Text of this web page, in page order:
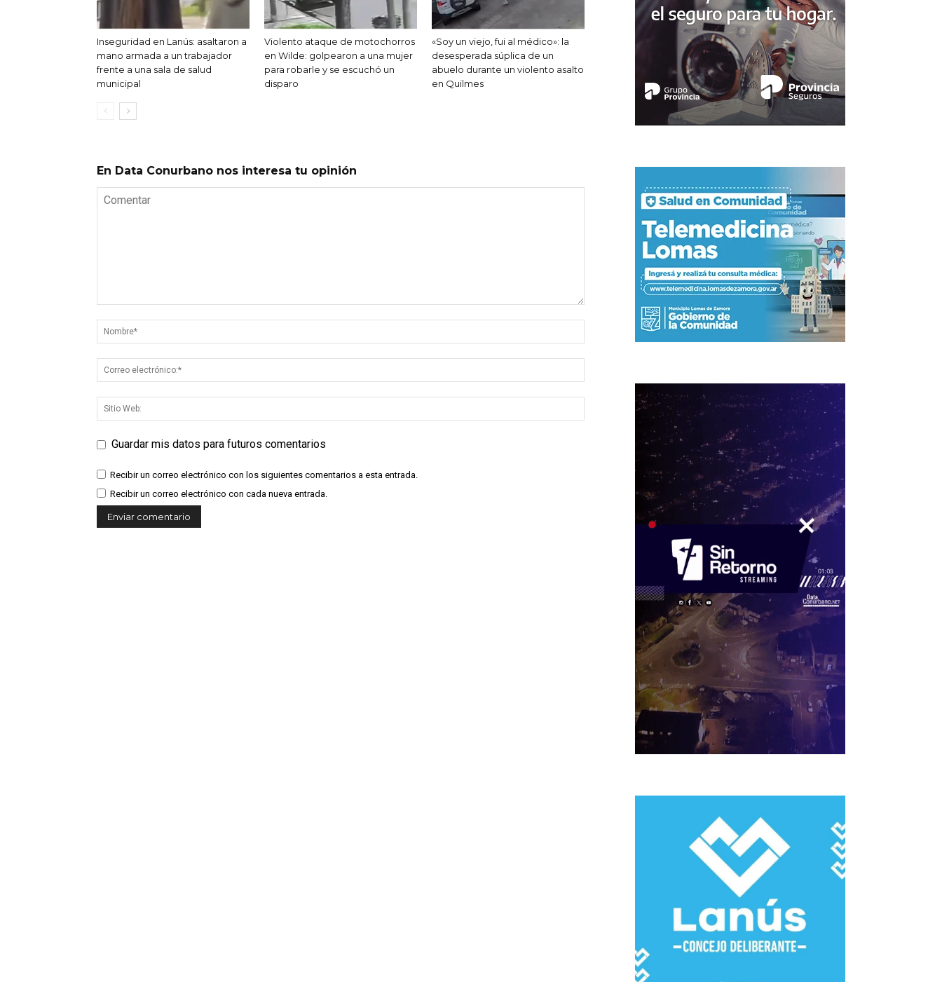
Inseguridad en Lanús: asaltaron a
mano armada a un trabajador
frente a una sala de salud
municipal
Violento ataque de motochorros
en Wilde: golpearon a una mujer
para robarle y se escuchó un
disparo
«Soy un viejo, fui al médico»: la
desesperada súplica de un
abuelo durante un violento asalto
en Quilmes
En Data Conurbano nos interesa tu opinión
Guardar mis datos para futuros comentarios
Recibir un correo electrónico con los siguientes comentarios a esta entrada.
Recibir un correo electrónico con cada nueva entrada.